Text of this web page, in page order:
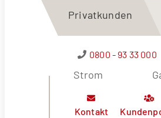
Privatkunden
Strom
0800 - 93 33 000
Kontakt